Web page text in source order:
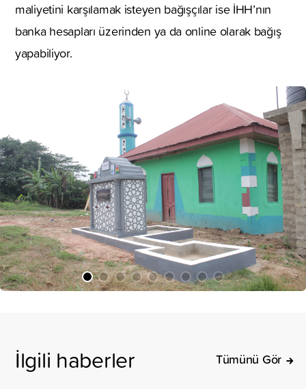
maliyetini karşılamak isteyen bağışçılar ise İHH’nın
banka hesapları üzerinden ya da online olarak bağış
yapabiliyor.
İlgili haberler Tümünü Gör